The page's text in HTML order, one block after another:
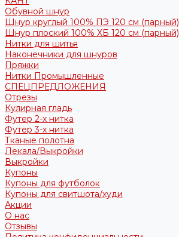
Обувной шнур
Шнур круглый 100% ПЭ 120 см (парный)
Шнур плоский 100% ХБ 120 см (парный)
Нитки для шитья
Наконечники для шнуров
Пряжки
Нитки Промышленные
СПЕЦПРЕДЛОЖЕНИЯ
Отрезы
Кулирная гладь
Футер 2-х нитка
Футер 3-х нитка
Тканые полотна
Лекала/Выкройки
Выкройки
Купоны
Купоны для футболок
Купоны для свитшота/худи
Акции
О нас
Отзывы